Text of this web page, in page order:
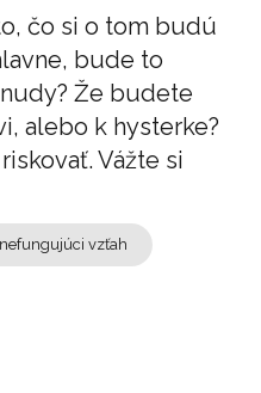
čo si o tom budú
bude to
Že budete
alebo k hysterke?
Vážte si
nefungujúci vzťah